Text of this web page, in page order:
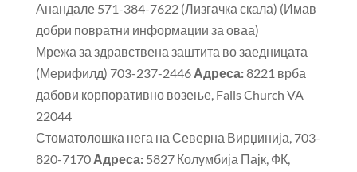
Анандале 571-384-7622 (Лизгачка скала) (Имав
добри повратни информации за оваа)
Мрежа за здравствена заштита во заедницата
(Мерифилд) 703-237-2446 Адреса:8221 врба
дабови корпоративно возење, Falls Church VA
22044
Стоматолошка нега на Северна Вирџинија, 703-
820-7170 Адреса: 5827 Колумбија Пајк, ФК,